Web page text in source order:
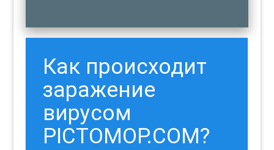
Как происходит
заражение
вирусом
PICTOMOP.COM?